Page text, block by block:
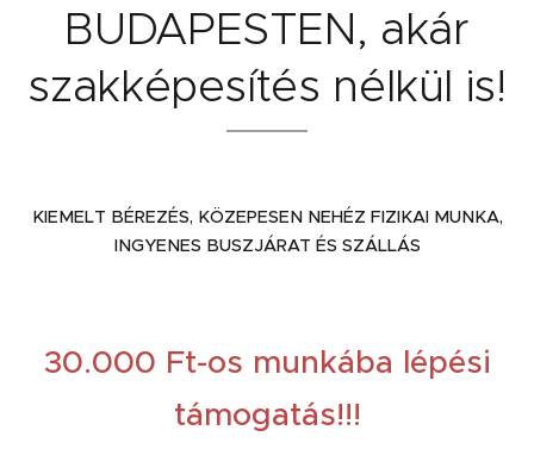
BUDAPESTEN, akár
szakképesítés nélkül is!
KIEMELT BÉREZÉS, KÖZEPESEN NEHÉZ FIZIKAI MUNKA,
INGYENES BUSZJÁRAT ÉS SZÁLLÁS
30.000 Ft-os munkába lépési
támogatás!!!